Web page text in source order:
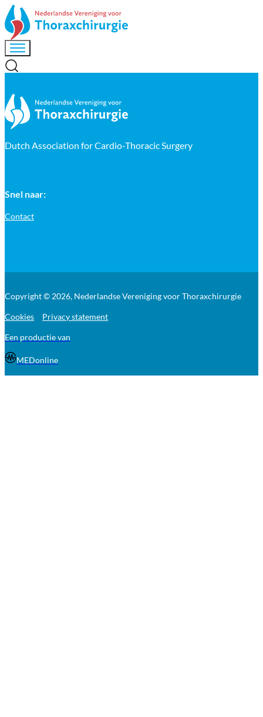
Dutch Association for Cardio-Thoracic Surgery
Snel naar:
Contact
Copyright © 2026, Nederlandse Vereniging voor Thoraxchirurgie
Cookies Privacy statement
Een productie van
MEDonline